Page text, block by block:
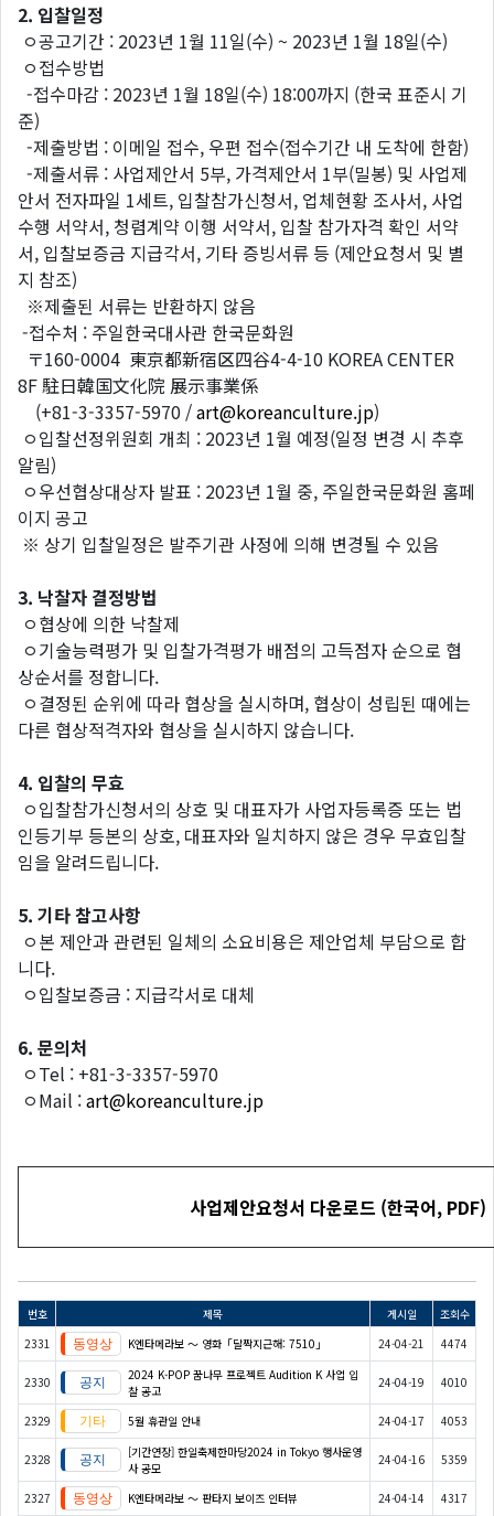
2. 입찰일정
ㅇ공고기간 : 2023년 1월 11일(수) ~ 2023년 1월 18일(수)
ㅇ접수방법
-접수마감 : 2023년 1월 18일(수) 18:00까지 (한국 표준시 기
준)
-제출방법 : 이메일 접수, 우편 접수(접수기간 내 도착에 한함)
-제출서류 : 사업제안서 5부, 가격제안서 1부(밀봉) 및 사업제
안서 전자파일 1세트, 입찰참가신청서, 업체현황 조사서, 사업
수행 서약서, 청렴계약 이행 서약서, 입찰 참가자격 확인 서약
서, 입찰보증금 지급각서, 기타 증빙서류 등 (제안요청서 및 별
지 참조)
※제출된 서류는 반환하지 않음
-접수처 : 주일한국대사관 한국문화원
〒160-0004 東京都新宿区四谷4-4-10 KOREA CENTER
8F 駐日韓国文化院 展示事業係
(+81-3-3357-5970 /art@koreanculture.jp)
ㅇ입찰선정위원회 개최 : 2023년 1월 예정(일정 변경 시 추후
알림)
ㅇ우선협상대상자 발표 : 2023년 1월 중, 주일한국문화원 홈페
이지 공고
※ 상기 입찰일정은 발주기관 사정에 의해 변경될 수 있음
3. 낙찰자 결정방법
ㅇ협상에 의한 낙찰제
ㅇ기술능력평가 및 입찰가격평가 배점의 고득점자 순으로 협
상순서를 정합니다.
ㅇ결정된 순위에 따라 협상을 실시하며, 협상이 성립된 때에는
다른 협상적격자와 협상을 실시하지 않습니다.
4. 입찰의 무효
ㅇ입찰참가신청서의 상호 및 대표자가 사업자등록증 또는 법
인등기부 등본의 상호, 대표자와 일치하지 않은 경우 무효입찰
임을 알려드립니다.
5. 기타참고사항
ㅇ본 제안과 관련된 일체의 소요비용은 제안업체 부담으로 합
니다.
ㅇ입찰보증금 : 지급각서로 대체
6. 문의처
ㅇTel : +81-3-3357-5970
ㅇMail :art@koreanculture.jp
사업제안요청서 다운로드 (한국어, PDF)
번호 제목 게시일
조회수
2331
K엔타메라보 ～ 영화「달짝지근해: 7510」 24-04-21 4474
2330
2024 K-POP 꿈나무 프로젝트 Audition K 사업 입
찰 공고
24-04-19 4010
2329 5월 휴관일 안내 24-04-17 4053
2328
[기간연장] 한일축제한마당2024 in Tokyo 행사운영
사 공모
24-04-16 5359
2327 K엔타메라보 ～ 판타지 보이즈 인터뷰 24-04-14 4317